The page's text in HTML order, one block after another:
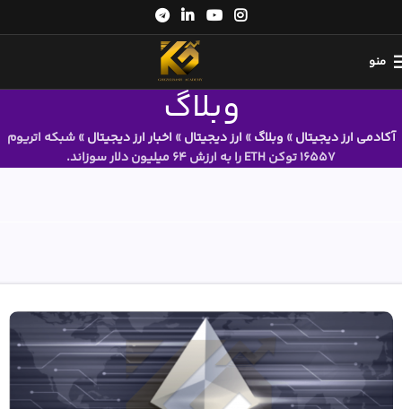
منو
وبلاگ
آکادمی ارز دیجیتال» وبلاگ» ارز دیجیتال» اخبار ارز دیجیتال»شبکه اتریوم
16557 توکن ETH را به ارزش 64 میلیون دلار سوزاند.